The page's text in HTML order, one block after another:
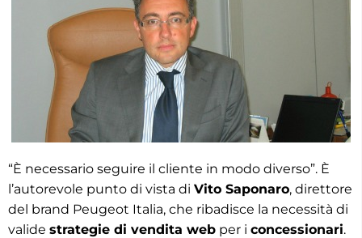
“È necessario seguire il cliente in modo diverso”. È
l’autorevole punto di vista di Vito Saponaro, direttore
del brand Peugeot Italia, che ribadisce la necessità di
valide strategie di vendita web per i concessionari.